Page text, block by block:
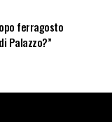
ferragosto
Palazzo?”